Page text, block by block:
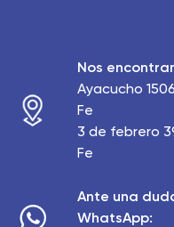
Nos
Ayacucho
Fe
3 de febrero
Fe
Ante una
WhatsApp: